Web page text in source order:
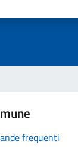
frequenti